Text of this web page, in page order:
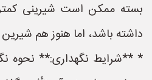
بسته ممکن است شیرینی
داشته باشد، اما هنوز هم
* **شرایط نگهداری:** نحوه